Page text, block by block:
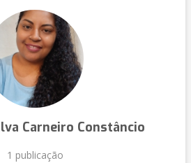
Carneiro Constâncio
1 publicação